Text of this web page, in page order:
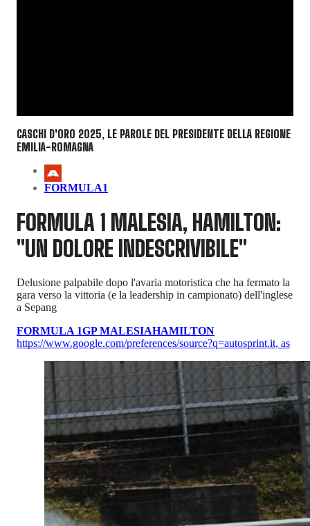
CASCHI D'ORO 2025, LE PAROLE DEL PRESIDENTE DELLA REGIONE
EMILIA-ROMAGNA
FORMULA1
FORMULA 1 MALESIA, HAMILTON:
"UN DOLORE INDESCRIVIBILE"
Delusione palpabile dopo l'avaria motoristica che ha fermato la
gara verso la vittoria (e la leadership in campionato) dell'inglese
a Sepang
FORMULA 1GP MALESIAHAMILTON
https://www.google.com/preferences/source?q=autosprint.it, as